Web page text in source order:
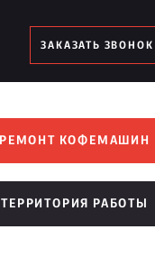
ЗАКАЗАТЬ ЗВОНОК
РЕМОНТ КОФЕМАШИН
ТЕРРИТОРИЯ РАБОТЫ